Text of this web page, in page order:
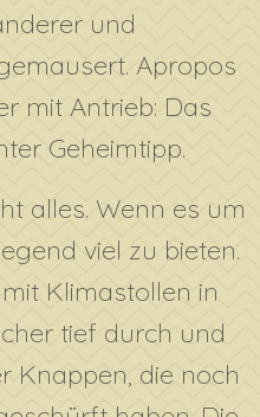
und
Apropos
mit Antrieb: Das
Geheimtipp.
alles. Wenn es um
viel zu bieten.
Klimastollen in
tief durch und
Knappen, die noch